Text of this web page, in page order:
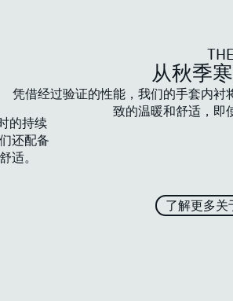
的持续
还配备
适。
了解
从秋季
凭借经过验证的性能，我们的手套内衬
致的温暖和舒适，即
了解更多关